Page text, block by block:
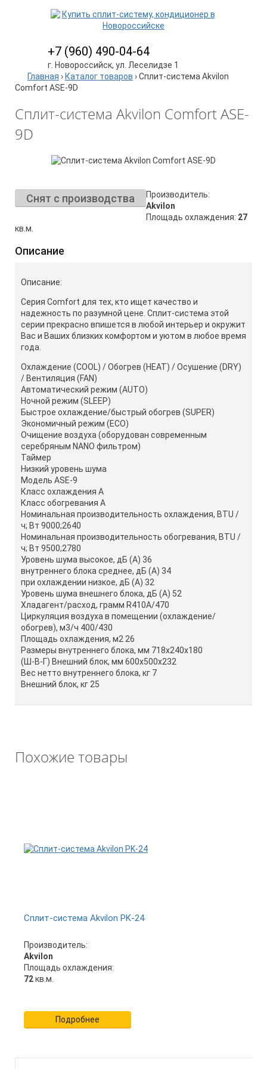
+7 (960) 490-04-64
г. Новороссийск, ул. Леселидзе 1
Главная › Каталог товаров ›Сплит-система Akvilon
Comfort ASE-9D
Сплит-система Akvilon Comfort ASE-
9D
Снят с производства
Производитель:
Akvilon
Площадь охлаждения: 27
кв.м.
Описание
Описание:
Серия Comfort для тех, кто ищет качество и
надежность по разумной цене. Сплит-система этой
серии прекрасно впишется в любой интерьер и окружит
Вас и Ваших близких комфортом и уютом в любое время
года.
Охлаждение (COOL) / Обогрев (HEAT) / Осушение (DRY)
/ Вентиляция (FAN)
Автоматический режим (AUTO)
Ночной режим (SLEEP)
Быстрое охлаждение/быстрый обогрев (SUPER)
Экономичный режим (ECO)
Очищение воздуха (оборудован современным
серебряным NANO фильтром)
Таймер
Низкий уровень шума
Модель ASE-9
Класс охлаждения A
Класс обогревания А
Номинальная производительность охлаждения, BTU /
ч; Вт 9000;2640
Номинальная производительность обогревания, BTU /
ч; Вт 9500;2780
Уровень шума высокое, дБ (А) 36
внутреннего блока среднее, дБ (А) 34
при охлаждении низкое, дБ (А) 32
Уровень шума внешнего блока, дБ (А) 52
Хладагент/расход, грамм R410A/470
Циркуляция воздуха в помещении (охлаждение/
обогрев), м3/ч 400/430
Площадь охлаждения, м2 26
Размеры внутреннего блока, мм 718х240х180
(Ш-В-Г) Внешний блок, мм 600х500х232
Вес нетто внутреннего блока, кг 7
Внешний блок, кг 25
Похожие товары
Сплит-система Akvilon PK-24
Производитель:
Akvilon
Площадь охлаждения:
72кв.м.
Подробнее